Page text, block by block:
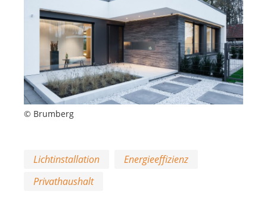
© Brumberg
Lichtinstallation
Energieeffizienz
Privathaushalt